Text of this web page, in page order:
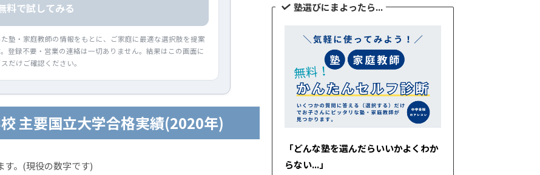
料で試してみる
塾・家庭教師の情報をもとに、ご家庭に最適な選択肢を提案
登録不要・営業の連絡は一切ありません。結果はこの画面に
だけご確認ください。
主要国立大学合格実績(2020年)
す。(現役の数字です)
塾選びにまよったら...
「どんな塾を選んだらいいかよくわか
らない...」